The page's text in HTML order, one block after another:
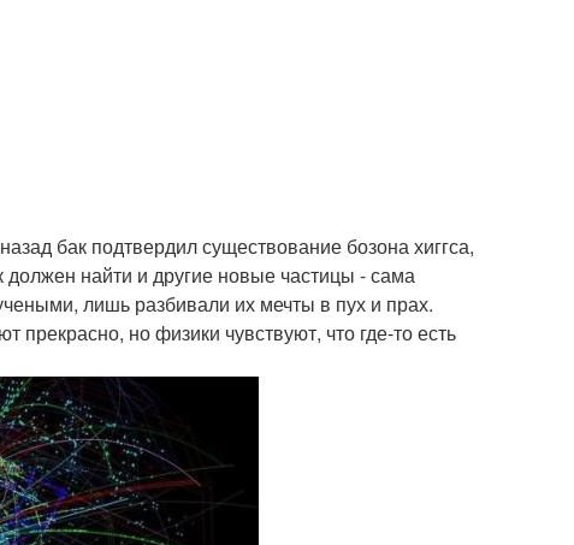
бак подтвердил существование бозона хиггса,
должен найти и другие новые частицы - сама
лишь разбивали их мечты в пух и прах.
но физики чувствуют, что где-то есть